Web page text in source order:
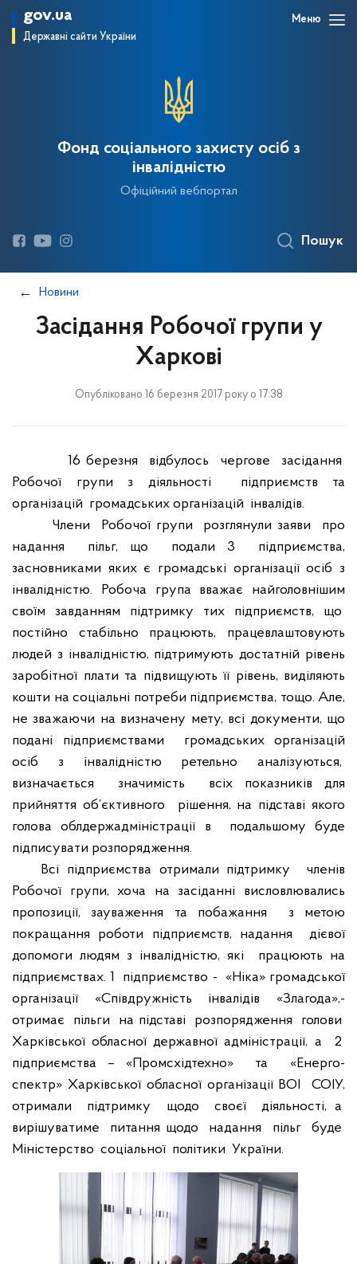
gov.ua
Державні сайти України
Меню
Фонд соціального захисту осіб з
інвалідністю
Офіційний вебпортал
Пошук
Новини
Засідання Робочої групи у
Харкові
Опубліковано 16 березня 2017 року о 17:38
16 березня відбулось чергове
засідання
Робочої групи з діяльності
підприємств та
організацій громадських організацій інвалідів.
Члени
Робочої групи розглянули заяви
про
надання
пільг, що подали 3
підприємства,
засновниками яких є громадські організації осіб з
інвалідністю. Робоча група вважає найголовнішим
своїм завданням підтримку тих підприємств, що
постійно стабільно працюють, працевлаштовують
людей з інвалідністю, підтримують достатній рівень
заробітної плати та підвищують її рівень, виділяють
кошти на соціальні потреби підприємства, тощо. Але,
не зважаючи на визначену мету, всі документи, що
подані підприємствами
громадських організацій
осіб з інвалідністю ретельно аналізуються,
визначається
значимість
всіх показників для
прийняття об’єктивного
рішення, на підставі якого
голова облдержадміністрації в
подальшому буде
підписувати розпорядження.
Всі підприємства отримали підтримку
членів
Робочої групи, хоча на засіданні висловлювались
пропозиції, зауваження та побажання
з метою
покращання роботи підприємств, надання
дієвої
допомоги людям з інвалідністю, які
працюють на
підприємствах. 1
підприємство - «Ніка» громадської
організації
«Співдружність інвалідів
«Злагода»,-
отримає
пільги на підставі розпорядження
голови
Харківської обласної державної адміністрації, а
2
підприємства – «Промсхідтехно»
та
«Енерго-
спектр» Харківської обласної організації ВОІ
СОІУ,
отримали
підтримку щодо своєї
діяльності, а
вирішуватиме
питання щодо надання пільг
буде
Міністерство соціальної політики України.